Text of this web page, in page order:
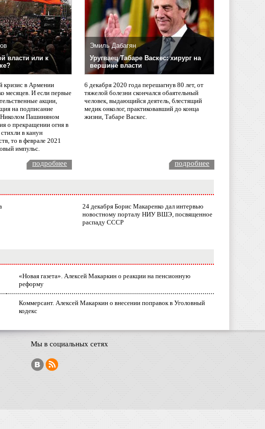
власти или к
кризис в Армении
месяцев. И если первые
акции,
на подписание
Пашиняном
о прекращении огня в
в канун
то в феврале 2021
импульс.
Эмиль Дабагян
Уругваец Табаре Васкес: хирург на
вершине власти
6 декабря 2020 года перешагнув 80 лет, от
тяжелой болезни скончался обаятельный
человек, выдающийся деятель, блестящий
медик онколог, практиковавший до конца
жизни, Табаре Васкес.
подробнее подробнее
24 декабря Борис Макаренко дал интервью
новостному порталу НИУ ВШЭ, посвященное
распаду СССР
«Новая газета». Алексей Макаркин о реакции на пенсионную
реформу
Коммерсант. Алексей Макаркин о внесении поправок в Уголовный
кодекс
Мы в социальных сетях